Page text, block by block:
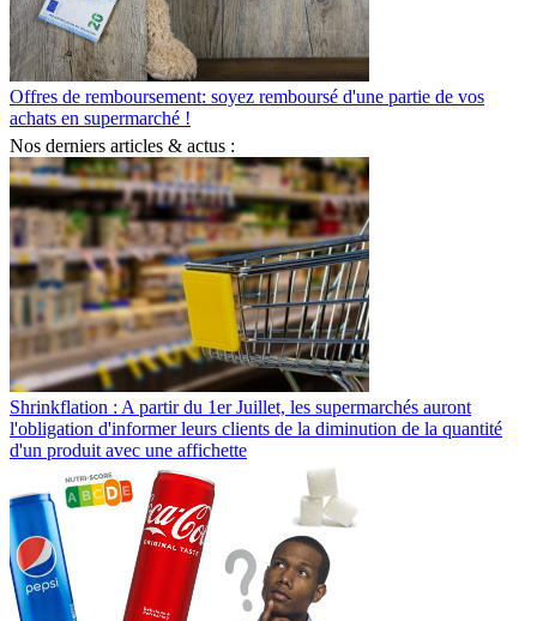
Offres de remboursement: soyez remboursé d'une partie de vos
achats en supermarché !
Nos derniers articles & actus :
Shrinkflation : A partir du 1er Juillet, les supermarchés auront
l'obligation d'informer leurs clients de la diminution de la quantité
d'un produit avec une affichette